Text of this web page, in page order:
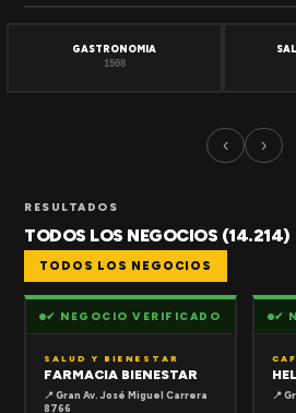
GASTRONOMIA
1508
‹ ›
RESULTADOS
TODOS LOS NEGOCIOS (14.214)
TODOS LOS NEGOCIOS
✔ NEGOCIO VERIFICADO
SALUD Y BIENESTAR
FARMACIA BIENESTAR
📍 Gran Av. José Miguel Carrera
8766
✔
📍